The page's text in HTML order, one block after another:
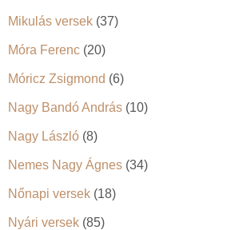
Mikulás versek (37)
Móra Ferenc (20)
Móricz Zsigmond (6)
Nagy Bandó András (10)
Nagy László (8)
Nemes Nagy Ágnes (34)
Nőnapi versek (18)
Nyári versek (85)